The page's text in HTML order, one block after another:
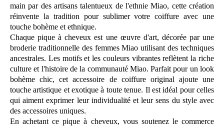
main par des artisans talentueux de l'ethnie Miao, cette création
réinvente la tradition pour sublimer votre coiffure avec une
touche bohème et ethnique.
Chaque pique à cheveux est une œuvre d'art, décorée par une
broderie traditionnelle des femmes Miao utilisant des techniques
ancestrales. Les motifs et les couleurs vibrantes reflètent la riche
culture et l'histoire de la communauté Miao. Parfait pour un look
bohème chic, cet accessoire de coiffure original ajoute une
touche artistique et exotique à toute tenue. Il est idéal pour celles
qui aiment exprimer leur individualité et leur sens du style avec
des accessoires uniques.
En achetant ce pique à cheveux, vous soutenez le commerce